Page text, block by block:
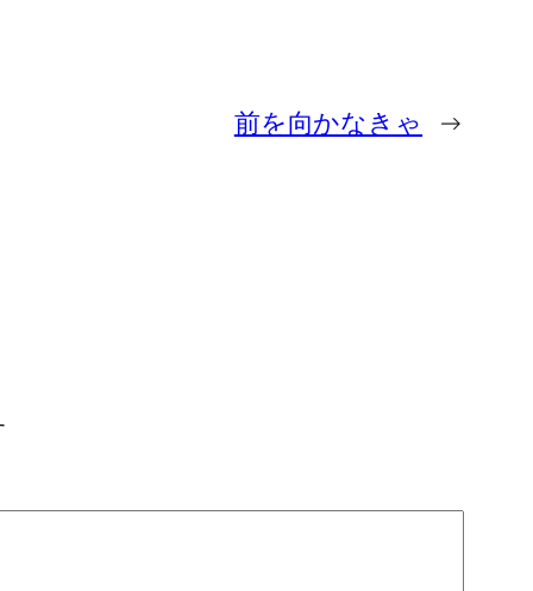
前を向かなきゃ →